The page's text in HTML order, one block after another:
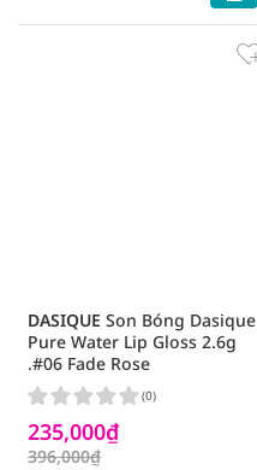
DASIQUE Son Bóng Dasique
Pure Water Lip Gloss 2.6g
.#06 Fade Rose
235,000₫
396,000₫
(0)